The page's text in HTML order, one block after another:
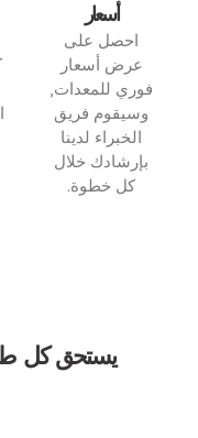
أسعار
احصل على
عرض أسعار
فوري للمعدات,
وسيقوم فريق
الخبراء لدينا
بإرشادك خلال
كل خطوة.
يستحق كل